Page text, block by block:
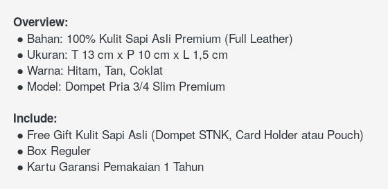
Overview:
● Bahan: 100% Kulit Sapi Asli Premium (Full Leather)
● Ukuran: T 13 cm x P 10 cm x L 1,5 cm
● Warna: Hitam, Tan, Coklat
● Model: Dompet Pria 3/4 Slim Premium
Include:
● Free Gift Kulit Sapi Asli
● Box Reguler
● Kartu Garansi Pemakaian 1 Tahun